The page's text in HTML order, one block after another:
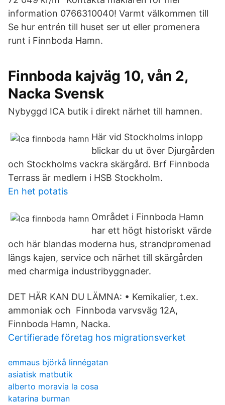
information 0766310040! Varmt välkommen till
Se hur entrén till huset ser ut eller promenera
runt i Finnboda Hamn.
Finnboda kajväg 10, vån 2,
Nacka Svensk
Nybyggd ICA butik i direkt närhet till hamnen.
Här vid Stockholms inlopp
blickar du ut över Djurgården
och Stockholms vackra skärgård. Brf Finnboda
Terrass är medlem i HSB Stockholm.
En het potatis
Området i Finnboda Hamn
har ett högt historiskt värde
och här blandas moderna hus, strandpromenad
längs kajen, service och närhet till skärgården
med charmiga industribyggnader.
DET HÄR KAN DU LÄMNA: • Kemikalier, t.ex.
ammoniak och Finnboda varvsväg 12A,
Finnboda Hamn, Nacka.
Certifierade företag hos migrationsverket
emmaus björkå linnégatan
asiatisk matbutik
alberto moravia la cosa
katarina burman